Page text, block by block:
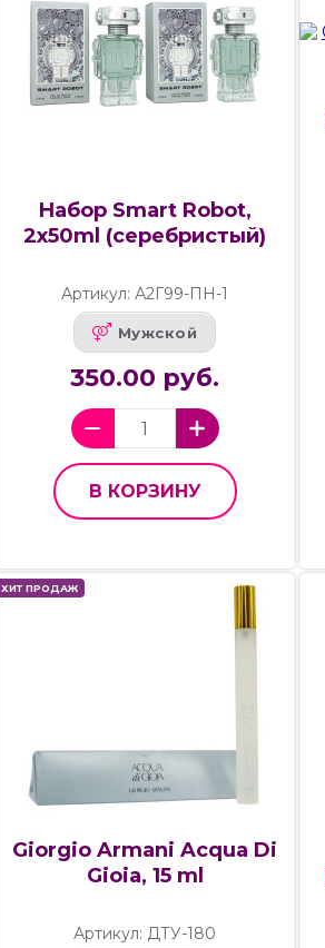
Набор Smart Robot,
2x50ml (серебристый)
Артикул: А2Г99-ПН-1
Мужской
350.00 руб.
В КОРЗИНУ
ХИТ ПРОДАЖ
Giorgio Armani Acqua Di
Gioia, 15 ml
Артикул: ДТУ-180